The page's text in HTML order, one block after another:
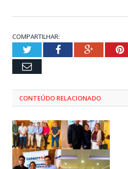
COMPARTILHAR:
TwitterFacebookGoogle+
Email
CONTEÚDO RELACIONADO